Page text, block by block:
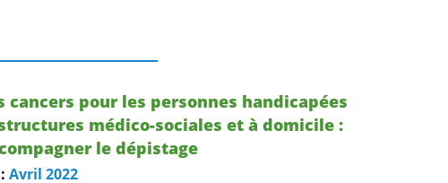
cancers pour les personnes handicapées
médico-sociales et à domicile :
le dépistage
Avril 2022